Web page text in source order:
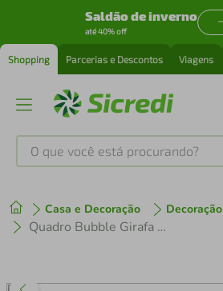
Saldão de inverno
até 40% off
Shopping Parcerias e Descontos Viagens
O que você está procurando?
Casa e Decoração Decoração
Quadro Bubble Girafa 86x60 Caixa Marfim
1º tenis